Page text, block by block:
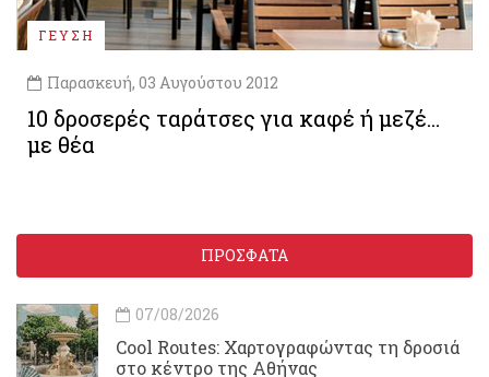
ΓΕΥΣΗ
Παρασκευή, 03 Αυγούστου 2012
10 δροσερές ταράτσες για καφέ ή μεζέ...
με θέα
ΠΡΟΣΦΑΤΑ
07/08/2026
Cool Routes: Χαρτογραφώντας τη δροσιά
στο κέντρο της Αθήνας